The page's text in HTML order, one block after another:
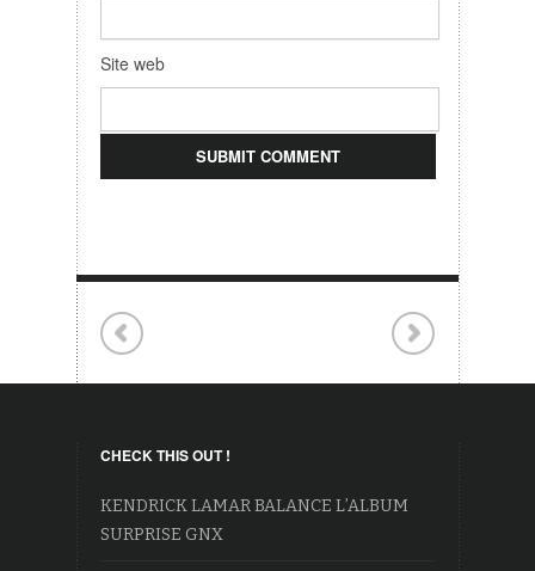
Site web
CHECK THIS OUT !
KENDRICK LAMAR BALANCE L’ALBUM
SURPRISE GNX